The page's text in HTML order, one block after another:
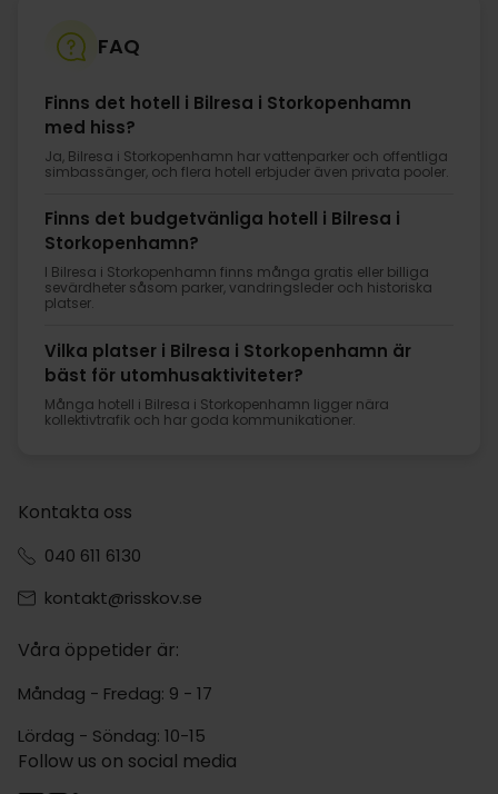
FAQ
Finns det hotell i Bilresa i Storkopenhamn
med hiss?
Ja, Bilresa i Storkopenhamn har vattenparker och offentliga
simbassänger, och flera hotell erbjuder även privata pooler.
Finns det budgetvänliga hotell i Bilresa i
Storkopenhamn?
I Bilresa i Storkopenhamn finns många gratis eller billiga
sevärdheter såsom parker, vandringsleder och historiska
platser.
Vilka platser i Bilresa i Storkopenhamn är
bäst för utomhusaktiviteter?
Många hotell i Bilresa i Storkopenhamn ligger nära
kollektivtrafik och har goda kommunikationer.
Kontakta oss
040 611 6130
kontakt@risskov.se
Våra öppetider är:
Måndag - Fredag: 9 - 17
Lördag - Söndag: 10-15
Follow us on social media